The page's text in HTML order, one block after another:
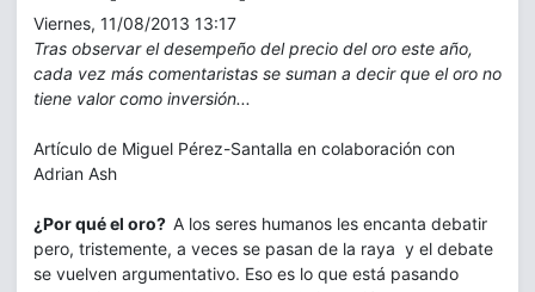
Viernes, 11/08/2013 13:17
Tras observar el desempeño del precio del oro este año,
cada vez más comentaristas se suman a decir que el oro no
tiene valor como inversión...
Artículo de Miguel Pérez-Santalla en colaboración con
Adrian Ash
¿Por qué el oro? A los seres humanos les encanta debatir
pero, tristemente, a veces se pasan de la raya y el debate
se vuelven argumentativo. Eso es lo que está pasando